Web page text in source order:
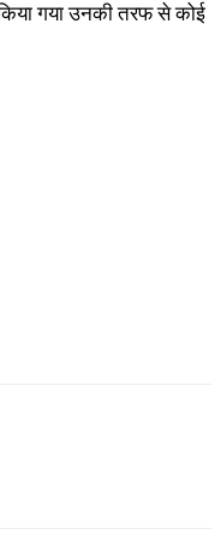
किया गया उनकी तरफ से कोई